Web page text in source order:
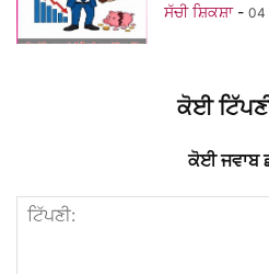
ਸੱਚੀ ਸ਼ਿਕਸ਼ਾ - 04
ਕੋਈ
ਕੋਈ ਜਵਾਬ